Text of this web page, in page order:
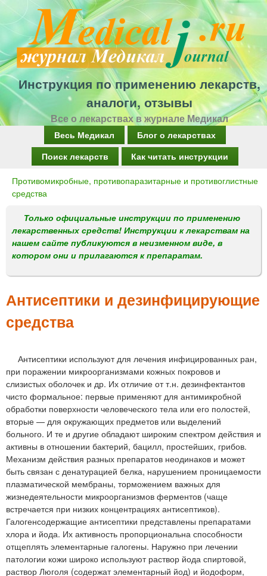
Перейти
к
основному
содержанию
Инструкция по применению лекарств,
аналоги, отзывы
Все о лекарствах в журнале Медикал
а
в
о
е
н
ю
Весь Медикал
Блог о лекарствах
Поиск лекарств
Как читать инструкции
Вы
Противомикробные, противопаразитарные и противоглистные
средства
Только официальные инструкции по применению
лекарственных средств! Инструкции к лекарствам на
нашем сайте публикуются в неизменном виде, в
котором они и прилагаются к препаратам.
Антисептики и дезинфицирующие
средства
Антисептики используют для лечения инфицированных ран,
при поражении микроорганизмами кожных покровов и
слизистых оболочек и др. Их отличие от т.н. дезинфектантов
чисто формальное: первые применяют для антимикробной
обработки поверхности человеческого тела или его полостей,
вторые — для окружающих предметов или выделений
больного. И те и другие обладают широким спектром действия и
активны в отношении бактерий, бацилл, простейших, грибов.
Механизм действия разных препаратов неодинаков и может
быть связан с денатурацией белка, нарушением проницаемости
плазматической мембраны, торможением важных для
жизнедеятельности микроорганизмов ферментов (чаще
встречается при низких концентрациях антисептиков).
Галогенсодержащие антисептики представлены препаратами
хлора и йода. Их активность пропорциональна способности
отщеплять элементарные галогены. Наружно при лечении
патологии кожи широко используют раствор йода спиртовой,
раствор Люголя (содержат элементарный йод) и йодоформ,